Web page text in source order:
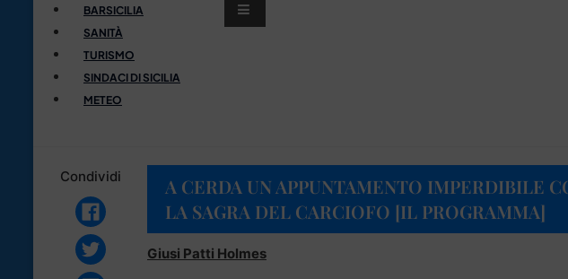
BARSICILIA
SANITÀ
TURISMO
SINDACI DI SICILIA
METEO
Condividi
A CERDA UN APPUNTAMENTO IMPERDIBILE
LA SAGRA DEL CARCIOFO [IL PROGRAMMA]
Giusi Patti Holmes